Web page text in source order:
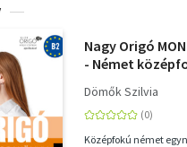
Nagy Origó
- Német
Dömők Szilvia
Középfokú német